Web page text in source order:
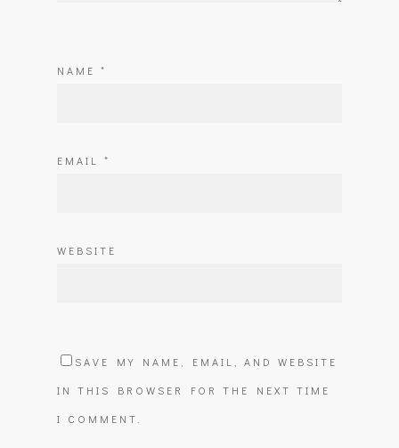
NAME *
EMAIL *
WEBSITE
SAVE MY NAME, EMAIL, AND WEBSITE
IN THIS BROWSER FOR THE NEXT TIME
I COMMENT.